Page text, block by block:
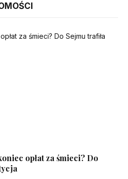
opłat za śmieci? Do